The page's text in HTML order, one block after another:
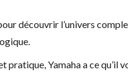
découvrir l’univers
pratique, Yamaha a ce qu’il